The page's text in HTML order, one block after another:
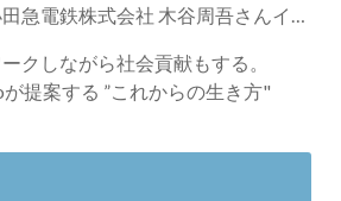
急電鉄株式会社 木谷周吾さんイン
クしながら社会貢献もする。
が提案する ”これからの生き方"